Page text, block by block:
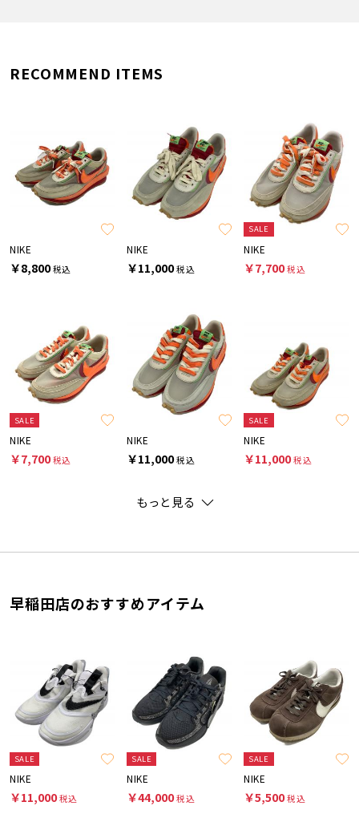
RECOMMEND ITEMS
NIKE
￥8,800税込
NIKE
￥11,000税込
SALE
NIKE
￥7,700税込
SALE
NIKE
￥7,700税込
NIKE
￥11,000税込
SALE
NIKE
￥11,000税込
もっと見る
早稲田店のおすすめアイテム
SALE
NIKE
￥11,000税込
SALE
NIKE
￥44,000税込
SALE
NIKE
￥5,500税込